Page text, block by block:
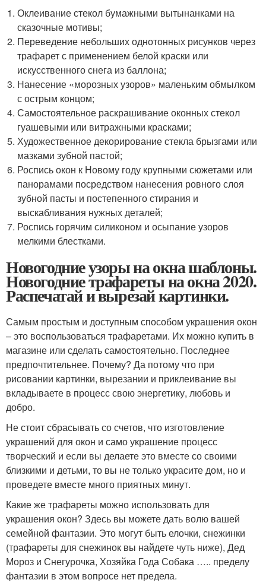
Оклеивание стекол бумажными вытынанками на
сказочные мотивы;
Переведение небольших однотонных рисунков через
трафарет с применением белой краски или
искусственного снега из баллона;
Нанесение «морозных узоров» маленьким обмылком
с острым концом;
Самостоятельное раскрашивание оконных стекол
гуашевыми или витражными красками;
Художественное декорирование стекла брызгами или
мазками зубной пастой;
Роспись окон к Новому году крупными сюжетами или
панорамами посредством нанесения ровного слоя
зубной пасты и постепенного стирания и
выскабливания нужных деталей;
Роспись горячим силиконом и осыпание узоров
мелкими блестками.
Новогодние узоры на окна шаблоны.
Новогодние трафареты на окна 2020.
Распечатай и вырезай картинки.
Самым простым и доступным способом украшения окон
– это воспользоваться трафаретами. Их можно купить в
магазине или сделать самостоятельно. Последнее
предпочтительнее. Почему? Да потому что при
рисовании картинки, вырезании и приклеивание вы
вкладываете в процесс свою энергетику, любовь и
добро.
Не стоит сбрасывать со счетов, что изготовление
украшений для окон и само украшение процесс
творческий и если вы делаете это вместе со своими
близкими и детьми, то вы не только украсите дом, но и
проведете вместе много приятных минут.
Какие же трафареты можно использовать для
украшения окон? Здесь вы можете дать волю вашей
семейной фантазии. Это могут быть елочки, снежинки
(трафареты для снежинок вы найдете чуть ниже), Дед
Мороз и Снегурочка, Хозяйка Года Собака ….. пределу
фантазии в этом вопросе нет предела.